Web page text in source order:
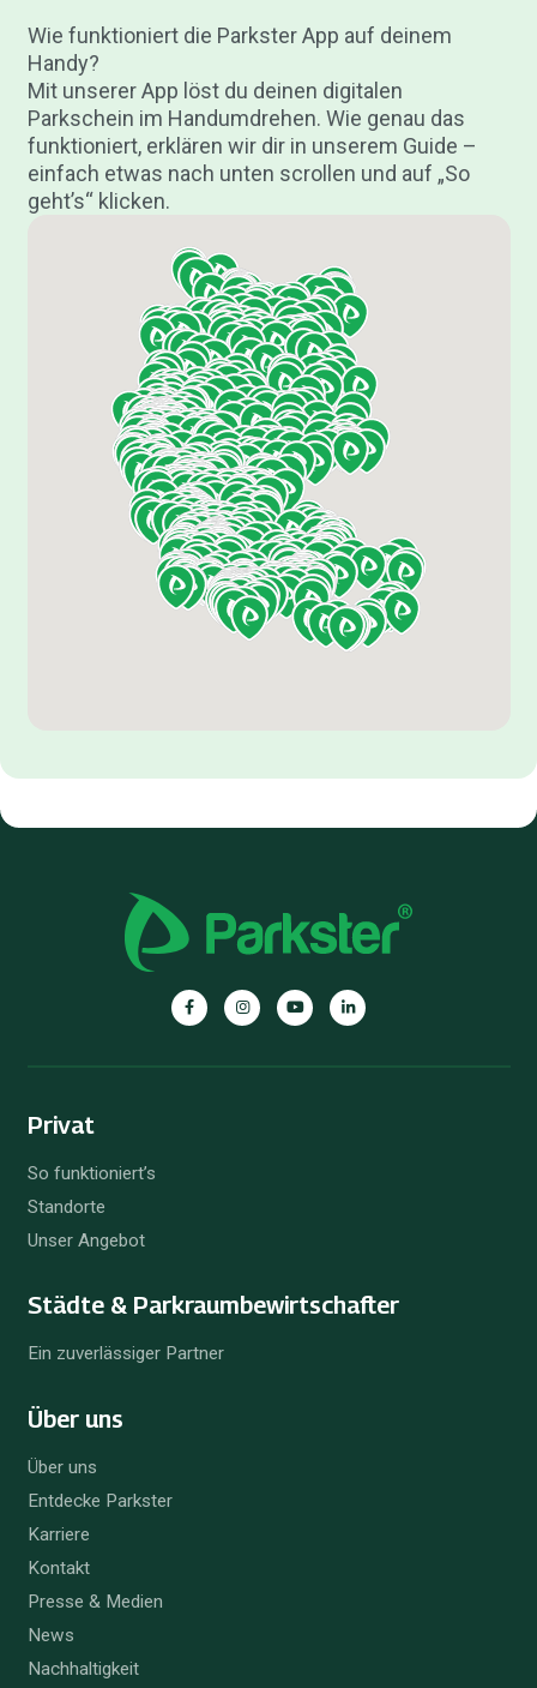
Wie funktioniert die Parkster App auf deinem
Handy?
Mit unserer App löst du deinen digitalen
Parkschein im Handumdrehen. Wie genau das
funktioniert, erklären wir dir in unserem Guide –
einfach etwas nach unten scrollen und auf „So
geht’s“ klicken.
Parkster
auf
Parkster
auf
Parkster
auf
Parkster
auf
Privat
So funktioniert’s
Standorte
Unser Angebot
Städte & Parkraum­bewirtschafter
Ein zuverlässiger Partner
Über uns
Über uns
Entdecke Parkster
Karriere
Kontakt
Presse & Medien
News
Nachhaltigkeit